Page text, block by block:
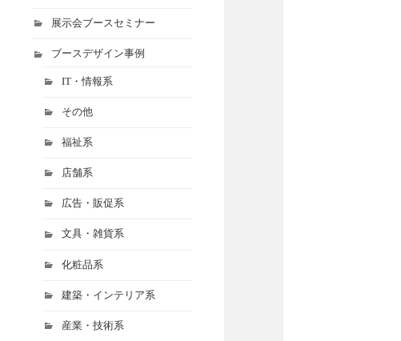
展示会ブースセミナー
ブースデザイン事例
IT・情報系
その他
福祉系
店舗系
広告・販促系
文具・雑貨系
化粧品系
建築・インテリア系
産業・技術系